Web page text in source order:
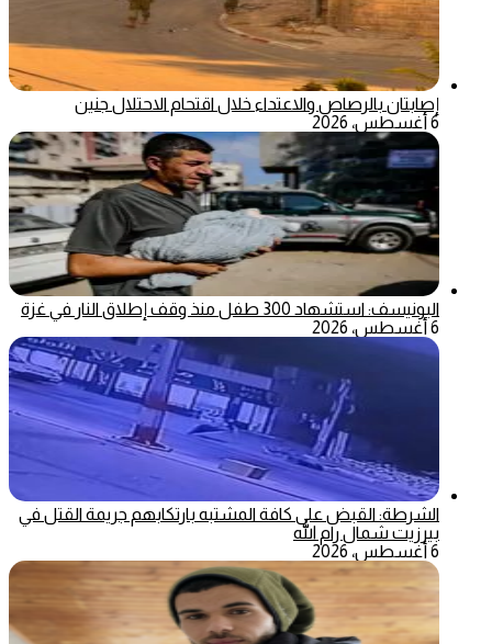
إصابتان بالرصاص والاعتداء خلال اقتحام الاحتلال جنين
6 أغسطس، 2026
اليونيسف: استشهاد 300 طفل منذ وقف إطلاق النار في غزة
6 أغسطس، 2026
الشرطة: القبض على كافة المشتبه بارتكابهم جريمة القتل في
بيرزيت شمال رام الله
6 أغسطس، 2026